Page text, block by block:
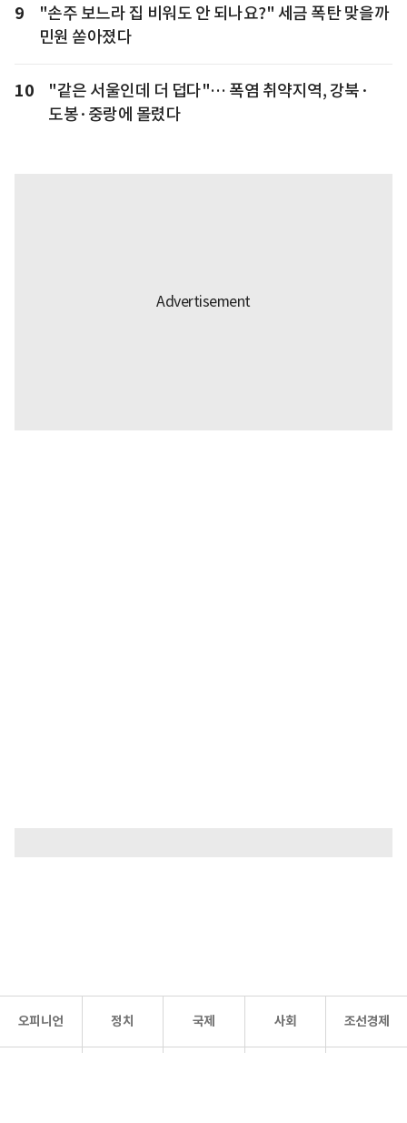
9
"손주 보느라 집 비워도 안 되나요?" 세금 폭탄 맞을까
민원 쏟아졌다
10
"같은 서울인데 더 덥다"… 폭염 취약지역, 강북·
도봉·중랑에 몰렸다
오피니언 정치 국제 사회 조선경제